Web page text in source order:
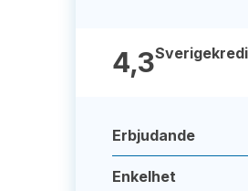
4,3
Erbjudande
Enkelhet